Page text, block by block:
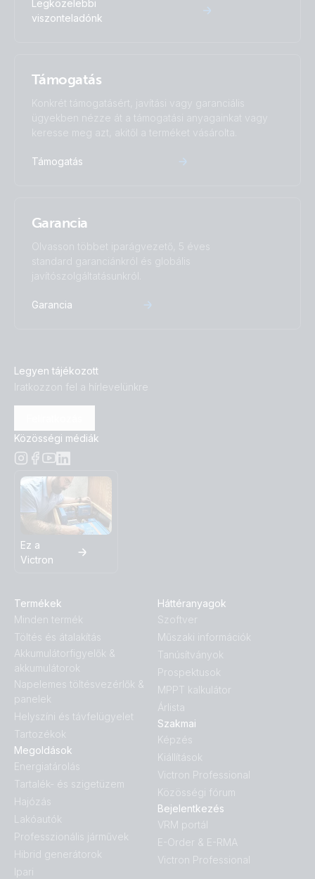
generator MPPT 100/50 Orion XS
100 MPPT 100-50 SmartShunt DMC Orion XS
VE.Direct drawing with IP43 Smart Charger 12/50-1 Inverter
800W 2x150Ah Li-NG smallBMS-NG Cyrix Li charge SBP
Legközelebbi
viszonteladónk
Támogatás
Konkrét támogatásért, javítási vagy garanciális
ügyekben nézze át a támogatási anyagainkat vagy
keresse meg azt, akitől a terméket vásárolta.
Támogatás
Garancia
Olvasson többet iparágvezető, 5 éves
standard garanciánkról és globális
javítószolgáltatásunkról.
Garancia
Legyen tájékozott
Iratkozzon fel a hírlevelünkre
Közösségi médiák
Ez a
Victron
Termékek
Minden termék
Töltés és átalakítás
Akkumulátorfigyelők &
akkumulátorok
Napelemes töltésvezérlők &
panelek
Helyszíni és távfelügyelet
Tartozékok
Megoldások
Energiatárolás
Tartalék- és szigetüzem
Hajózás
Lakóautók
Professzionális járművek
Hibrid generátorok
Ipari
Háttéranyagok
Szoftver
Műszaki információk
Tanúsítványok
Prospektusok
MPPT kalkulátor
Árlista
Szakmai
Képzés
Kiállítások
Victron Professional
Közösségi fórum
Bejelentkezés
VRM portál
E-Order & E-RMA
Victron Professional